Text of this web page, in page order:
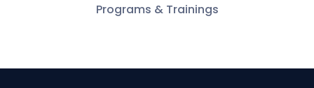
Programs & Trainings